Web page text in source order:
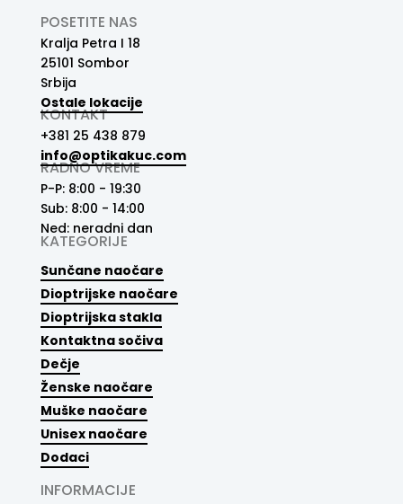
POSETITE NAS
Kralja Petra I 18
25101 Sombor
Srbija
Ostale lokacije
KONTAKT
+381 25 438 879
info@optikakuc.com
RADNO VREME
P-P: 8:00 - 19:30
Sub: 8:00 - 14:00
Ned: neradni dan
KATEGORIJE
Sunčane naočare
Dioptrijske naočare
Dioptrijska stakla
Kontaktna sočiva
Dečje
Ženske naočare
Muške naočare
Unisex naočare
Dodaci
INFORMACIJE